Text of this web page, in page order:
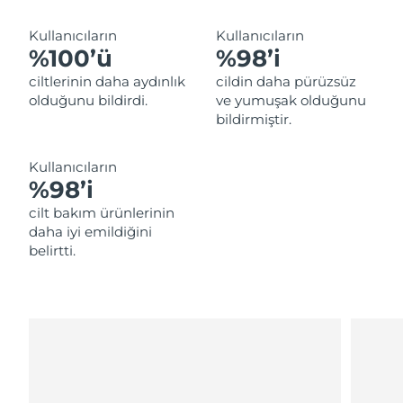
Kullanıcıların
%100’ü
ciltlerinin daha aydınlık
olduğunu bildirdi.
Kullanıcıların
%98’i
cildin daha pürüzsüz
ve yumuşak olduğunu
bildirmiştir.
Kullanıcıların
%98’i
cilt bakım ürünlerinin
daha iyi emildiğini
belirtti.
Litvanya
Tahmini teslim tarihi
Tahmini teslim tarihi
Çin Makao ÖİB
Malezya